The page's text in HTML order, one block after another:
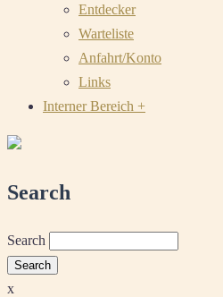
Entdecker
Warteliste
Anfahrt/Konto
Links
Interner Bereich +
Search
Search
x